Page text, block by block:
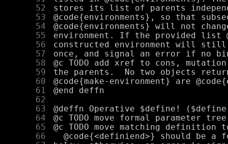
     52
     53
     54
     55
     56
     57
     58
     59
     60
     61
     62
     63
     64
     65
     66